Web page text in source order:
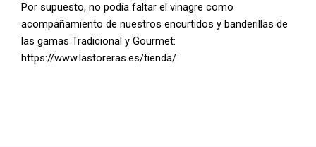
Por supuesto, no podía faltar el vinagre como
acompañamiento de nuestros encurtidos y banderillas de
las gamas Tradicional y Gourmet:
https://www.lastoreras.es/tienda/